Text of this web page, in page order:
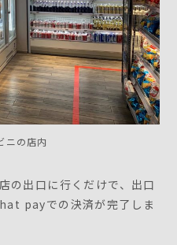
ニの店内
の出口に行くだけで、出口
payでの決済が完了しま